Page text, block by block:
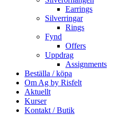
Earrings
Silverringar
Rings
Fynd
Offers
Uppdrag
Assignments
Beställa / köpa
Om Ag by Risfelt
Aktuellt
Kurser
Kontakt / Butik